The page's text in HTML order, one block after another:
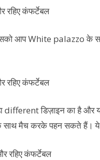
आप White palazzo
different डिज़ाइन का है और
मैच करके पहन सकते हैं। ये